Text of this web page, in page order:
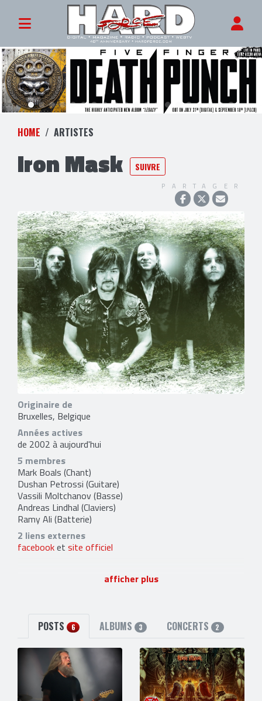
HOME ARTISTES
Iron Mask SUIVRE
PARTAGER
Originaire de
Bruxelles, Belgique
Années actives
de 2002 à aujourd'hui
5 membres
Mark Boals (Chant)
Dushan Petrossi (Guitare)
Vassili Moltchanov(Basse)
Andreas Lindhal (Claviers)
Ramy Ali (Batterie)
2 liens externes
facebooket site officiel
afficher plus
POSTS 6 ALBUMS 3 CONCERTS 2